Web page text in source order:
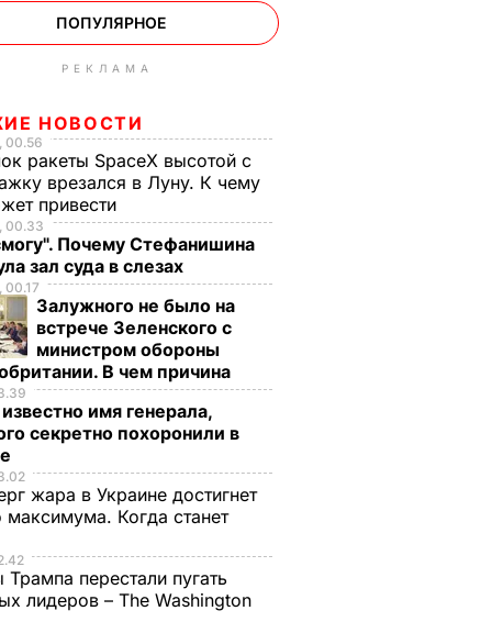
ПОПУЛЯРНОЕ
РЕКЛАМА
НОВОСТИ
00.56
ракеты SpaceX высотой с
врезался в Луну. К чему
привести
00.33
Почему Стефанишина
зал суда в слезах
00.17
Залужного не было на
встрече Зеленского с
министром обороны
В чем причина
имя генерала,
секретно похоронили в
жара в Украине достигнет
максимума. Когда станет
Трампа перестали пугать
лидеров – The Washington